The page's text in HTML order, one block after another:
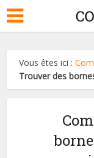
Vous êtes ici :
Trouver des